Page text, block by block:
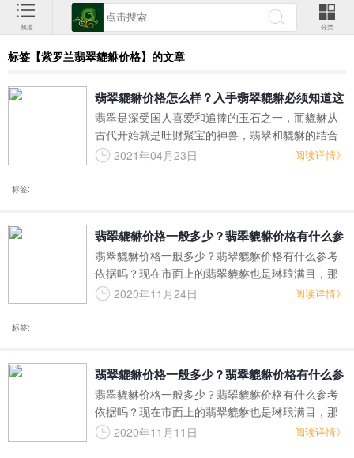
频道 分类
标签【紫罗兰翡翠貔貅价格】的文章
翡翠貔貅价格怎么样？入手翡翠貔貅必须知道这
些！
翡翠是深受国人喜爱和追捧的玉石之一，而貔貅从
古代开始就是旺财聚宝的神兽，翡翠和貔貅的结合
是现阶段翡翠市场上备受关注的旺财玉石种类。配
2021年04月23日 阅读详情》
标签:
翡翠貔貅价格一般多少？翡翠貔貅价格有什么参
考依据吗？
翡翠貔貅价格一般多少？翡翠貔貅价格有什么参考
依据吗？现在市面上的翡翠貔貅也是琳琅满目，那
么到底如何才能够判断出这个翡翠貔貅的价值多少
2020年11月24日 阅读详情》
标签:
翡翠貔貅价格一般多少？翡翠貔貅价格有什么参
考依据吗？
翡翠貔貅价格一般多少？翡翠貔貅价格有什么参考
依据吗？现在市面上的翡翠貔貅也是琳琅满目，那
么到底如何才能够判断出这个翡翠貔貅的价值多少
2020年11月11日 阅读详情》